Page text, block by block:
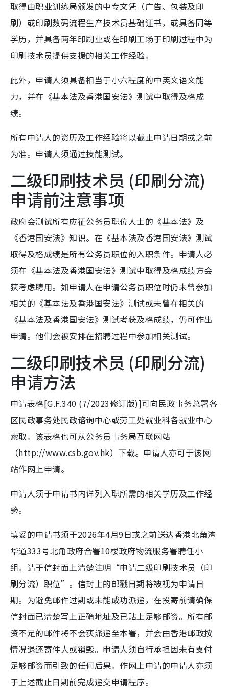
取得由职业训练局颁发的中专文凭（广告、包装及印
刷）或印刷数码流程生产技术员基础证书，或具备同等
学历，并具备两年印刷业或在印刷工场于印刷过程中为
印刷技术员提供支援的相关工作经验。
此外，申请人须具备相当于小六程度的中英文语文能
力，并在《基本法及香港国安法》测试中取得及格成
绩。
所有申请人的资历及工作经验将以截止申请日期或之前
为准。申请人须通过技能测试。
二级印刷技术员 (印刷分流)
申请前注意事项
政府会测试所有应征公务员职位人士的《基本法》及
《香港国安法》知识。在《基本法及香港国安法》测试
取得及格成绩是所有公务员职位的入职条件。申请人必
须在《基本法及香港国安法》测试中取得及格成绩方会
获考虑聘用。如申请人在申请公务员职位时仍未曾参加
相关的《基本法及香港国安法》测试或未曾在相关的
《基本法及香港国安法》测试考获及格成绩，仍可作出
申请。他们会被安排在招聘过程中参加相关测试。
二级印刷技术员 (印刷分流)
申请方法
申请表格[G.F.340 (7/2023修订版)]可向民政事务总署各
区民政事务处民政谘询中心或劳工处就业科各就业中心
索取。该表格也可从公务员事务局互联网站
（http://www.csb.gov.hk）下载。申请人亦可于该网
站作网上申请。
申请人须于申请书内详列入职所需的相关学历及工作经
验。
填妥的申请书须于2026年4月9日或之前送达香港北角渣
华道333号北角政府合署10楼政府物流服务署聘任小
组。请于信封面上清楚注明“申请二级印刷技术员（印
刷分流）职位”。信封上的邮戳日期将被视为申请日
期。为避免邮件过期或未能成功派递，在投寄前请确保
信封面已清楚写上正确地址及已贴上足够邮资。所有邮
资不足的邮件将不会获派递至本署，并会由香港邮政按
情况退还寄件人或销毁。申请人须自行承担因未有支付
足够邮资而引致的任何后果。作网上申请的申请人亦须
于上述截止日期前完成递交申请程序。